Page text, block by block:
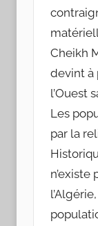
Cheikh
devint à
l’Ouest
Les
par la
n’existe